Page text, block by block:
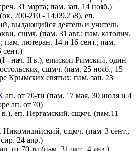
31 марта; пам. зап. 14 нояб.)
(ок. 200-210 - 14.09.258), еп.
выдающийся деятель и учитель
сщмч. (пам. 31 авг.; пам. католич.
пам. лютеран. 14 и 16 сент.; пам.
сент.)
(I - нач. II в.), епископ Римский, один
сщмч. (пам. 25 нояб., 15
Крымских святых; пам. зап. 23
ап. от 70-ти (пам. 17 мая, 30 июля и 4
ап. от 70)
в.), еп. Пергамский, сщмч. (пам.11
Никомидийский, сщмч. (пам. 3 cент.,
24 апр.)
ап. от 70-ти (пам. 31 окт., 4 янв.)